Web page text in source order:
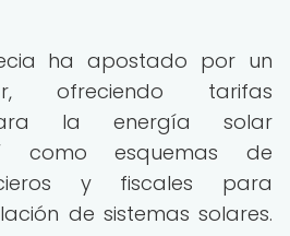
ha apostado por un
ofreciendo tarifas
la energía solar
como esquemas de
y fiscales para
de sistemas solares.